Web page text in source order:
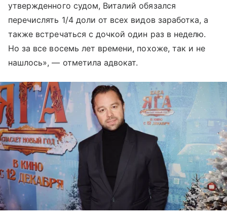
утвержденного судом, Виталий обязался
перечислять 1/4 доли от всех видов заработка, а
также встречаться с дочкой один раз в неделю.
Но за все восемь лет времени, похоже, так и не
нашлось», — отметила адвокат.